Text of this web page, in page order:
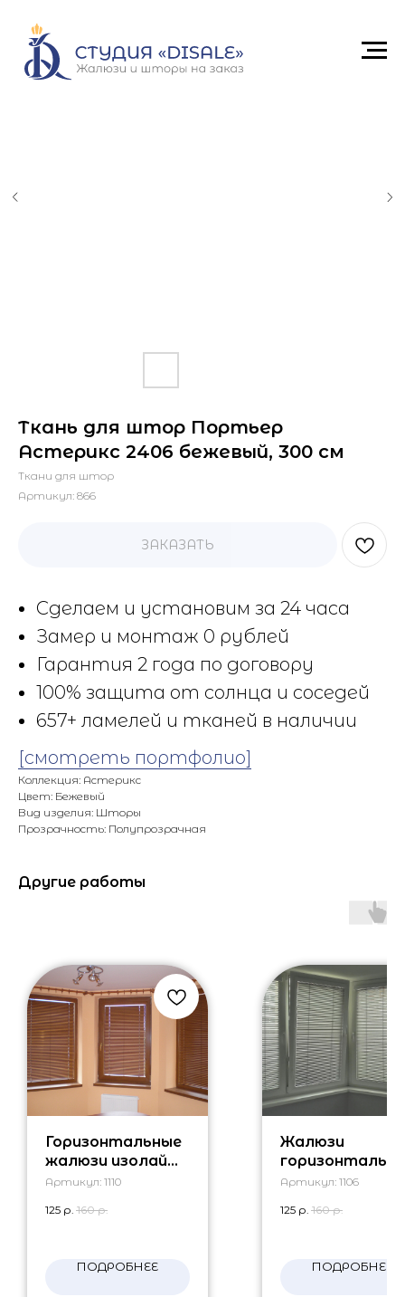
Ткань для штор Портьер
Астерикс 2406 бежевый, 300 см
Ткани для штор
Артикул: 866
ЗАКАЗАТЬ
Сделаем и установим за 24 часа
Замер и монтаж 0 рублей
Гарантия 2 года по договору
100% защита от солнца и соседей
657+ ламелей и тканей в наличии
[смотреть портфолио]
Коллекция: Астерикс
Цвет: Бежевый
Вид изделия: Шторы
Прозрачность: Полупрозрачная
Другие работы
Горизонтальные
жалюзи изолайт
бамбук
Артикул: 1110
125 р. 160 р.
ПОДРОБНЕЕ
Жалюзи
на балкон
Артикул: 1106
125 р. 160 р.
ПОДРОБНЕЕ